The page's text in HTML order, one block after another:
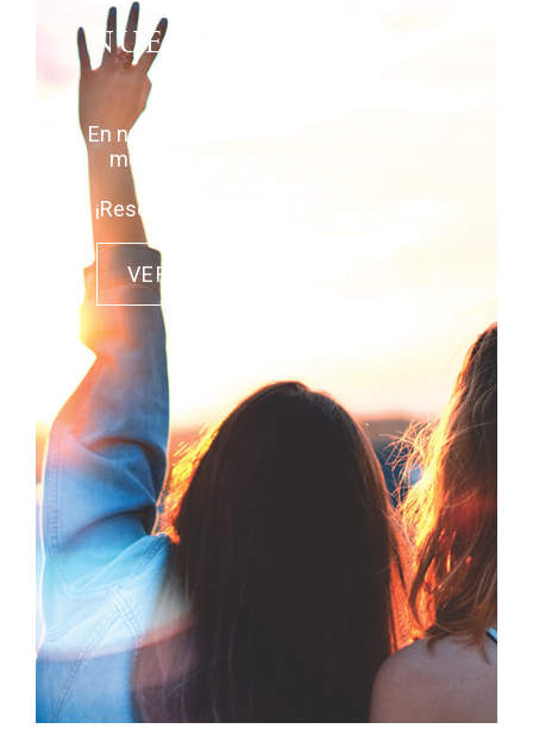
NUESTRAS OFERTAS
En nuestra web oficial encontrarás las
mejores ofertas para alojarte con
¡Reserva tu estancia al mejor precio!
VER TODAS LAS OFERTAS